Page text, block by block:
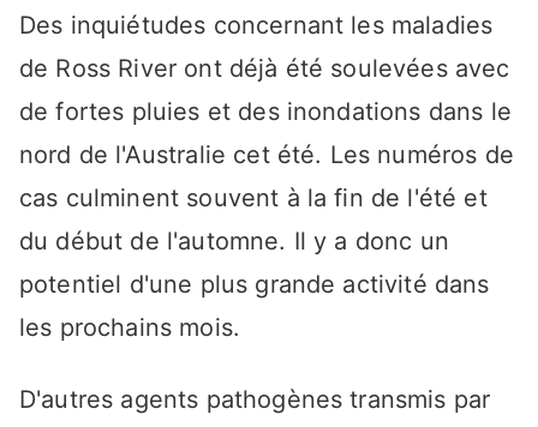
Des inquiétudes concernant les maladies
de Ross River ont déjà été soulevées avec
de fortes pluies et des inondations dans le
nord de l'Australie cet été. Les numéros de
cas culminent souvent à la fin de l'été et
du début de l'automne. Il y a donc un
potentiel d'une plus grande activité dans
les prochains mois.
D'autres agents pathogènes transmis par